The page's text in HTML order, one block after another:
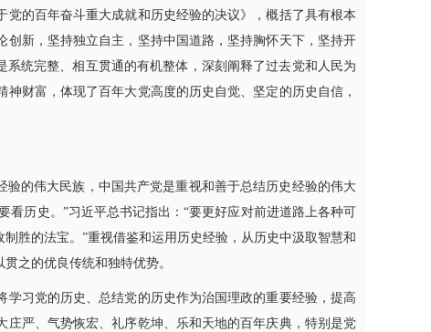
的百年奋斗重大成就和历史经验的决议》，概括了具有根本
新，坚持独立自主，坚持中国道路，坚持胸怀天下，坚持开
统完整、相互贯通的有机整体，深刻阐释了过去党和人民为
财富，体现了百年大党高度的历史自觉、坚定的历史自信，
的伟大民族，中国共产党是重视和善于总结历史经验的伟大
看历史。”习近平总书记指出：“要更好应对前进道路上各种可
胜的法宝。”重视借鉴和运用历史经验，从历史中汲取智慧和
之的优良传统和独特优势。
习党的历史、总结党的历史作为治国理政的重要经验，提高
严、气势恢宏、礼序乾坤、乐和天地的百年庆典，特别是党